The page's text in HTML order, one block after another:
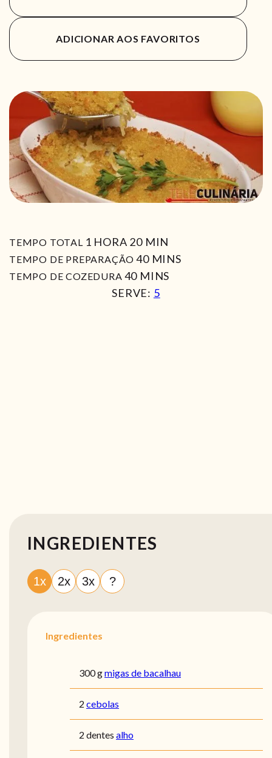
ADICIONAR AOS FAVORITOS
TEMPO TOTAL 1 HORA
HORA 20MIN
MIN
TEMPO DE PREPARAÇÃO 40MIN
MINS
TEMPO DE COZEDURA 40MIN
MINS
SERVE: 5
INGREDIENTES
1x 2x 3x ?
Ingredientes
300 gmigas de bacalhau
2 cebolas
2 dentes alho